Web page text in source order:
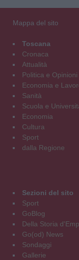
Mappa del sito
Toscana
Cronaca
Attualità
Politica e Opinioni
Economia e
Sanità
Scuola e
Economia
Cultura
Sport
dalla Regione
Sezioni del sito
Sport
GoBlog
Della Storia
Go(od) News
Sondaggi
Gallerie